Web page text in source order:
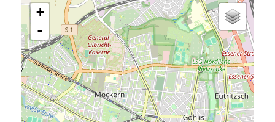
Karte wird geladen - bitte warten...
+
-